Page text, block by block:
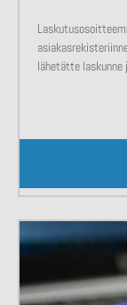
lähetätte laskunne